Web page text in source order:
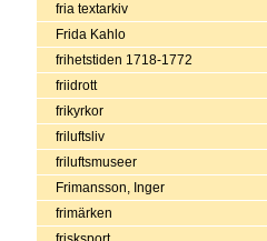
fria textarkiv
Frida Kahlo
frihetstiden 1718-1772
friidrott
frikyrkor
friluftsliv
friluftsmuseer
Frimansson, Inger
frimärken